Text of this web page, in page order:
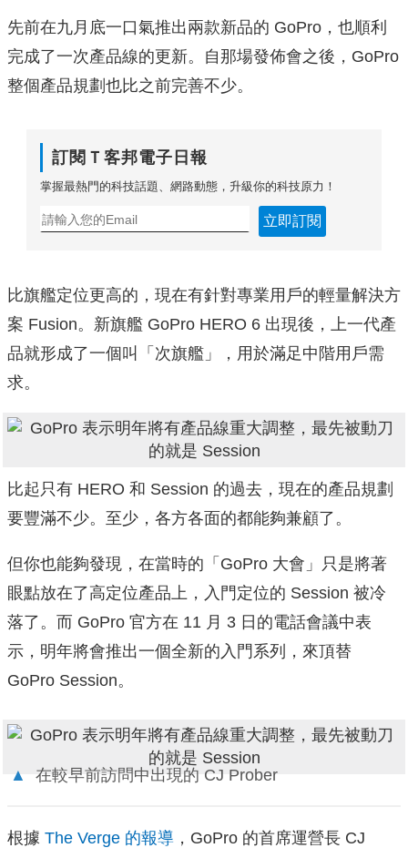
先前在九月底一口氣推出兩款新品的 GoPro，也順利
完成了一次產品線的更新。自那場發佈會之後，GoPro
整個產品規劃也比之前完善不少。
訂閱Ｔ客邦電子日報
掌握最熱門的科技話題、網路動態，升級你的科技原力！
立即訂閱
比旗艦定位更高的，現在有針對專業用戶的輕量解決方
案 Fusion。新旗艦 GoPro HERO 6 出現後，上一代產
品就形成了一個叫「次旗艦」，用於滿足中階用戶需
求。
比起只有 HERO 和 Session 的過去，現在的產品規劃
要豐滿不少。至少，各方各面的都能夠兼顧了。
但你也能夠發現，在當時的「GoPro 大會」只是將著
眼點放在了高定位產品上，入門定位的 Session 被冷
落了。而 GoPro 官方在 11 月 3 日的電話會議中表
示，明年將會推出一個全新的入門系列，來頂替
GoPro Session。
▲ 在較早前訪問中出現的 CJ Prober
根據 The Verge 的報導 ，GoPro 的首席運營長 CJ